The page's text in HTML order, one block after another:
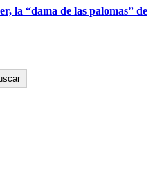
la “dama de las palomas” de